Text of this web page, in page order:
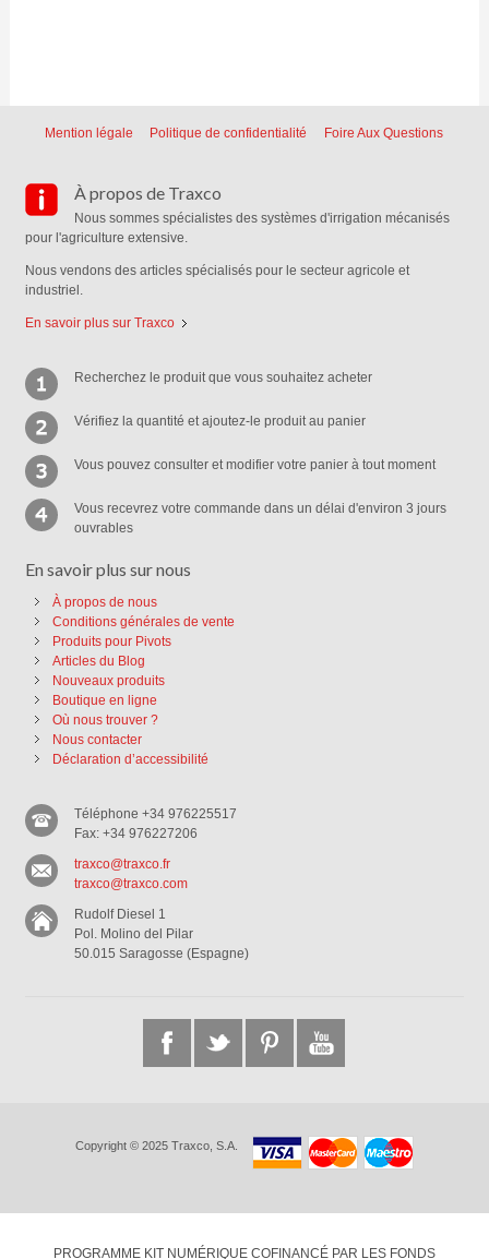
Mention légale Politique de confidentialité Foire Aux Questions
À propos de Traxco
Nous sommes spécialistes des systèmes d'irrigation mécanisés
pour l'agriculture extensive.
Nous vendons des articles spécialisés pour le secteur agricole et
industriel.
En savoir plus sur Traxco
Recherchez le produit que vous souhaitez acheter
Vérifiez la quantité et ajoutez-le produit au panier
Vous pouvez consulter et modifier votre panier à tout moment
Vous recevrez votre commande dans un délai d'environ 3 jours
ouvrables
En savoir plus sur nous
À propos de nous
Conditions générales de vente
Produits pour Pivots
Articles du Blog
Nouveaux produits
Boutique en ligne
Où nous trouver ?
Nous contacter
Déclaration d’accessibilité
Téléphone +34 976225517
Fax: +34 976227206
traxco@traxco.fr
traxco@traxco.com
Rudolf Diesel 1
Pol. Molino del Pilar
50.015 Saragosse (Espagne)
Copyright © 2025 Traxco, S.A.
PROGRAMME KIT NUMÉRIQUE COFINANCÉ PAR LES FONDS